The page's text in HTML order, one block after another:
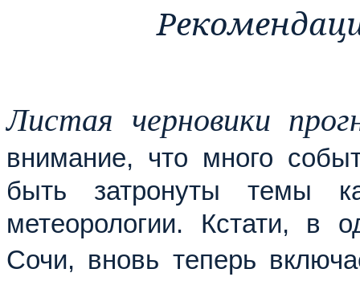
Листая черновики
внимание, что много
быть затронуты темы
метеорологии. Кстати, в
Сочи, вновь теперь